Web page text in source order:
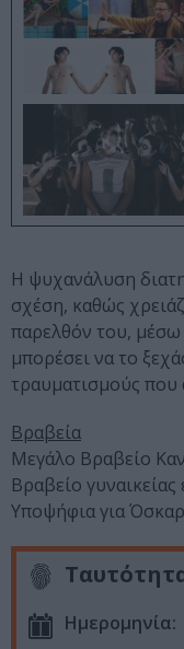
Η ψυχανάλυση
σχέση, καθώς
παρελθόν του, μέσω
μπορέσει να το
τραυματισμούς που
Βραβεία
Μεγάλο Βραβείο
Βραβείο
Υποψήφια για
Ημερομηνία: